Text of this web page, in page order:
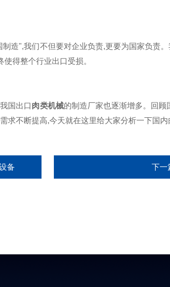
",我们不但要对企业负责,更要为国家负责。
得整个行业出口受损。
国出口肉类机械的制造厂家也逐渐增多。回
求不断提高,今天就在这里给大家分析一下国内
备 下一